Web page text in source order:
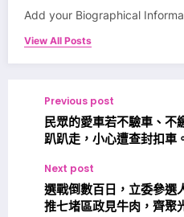
Add your Biographical
View All Posts
Previous post
民眾的愛車若不驗車、不
趴趴走，小心遭查封扣車
Next post
選戰倒數百日，立委參選
推七堵區政見牛肉，齊聚